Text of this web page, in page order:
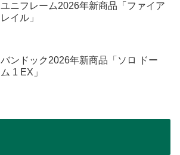
ユニフレーム2026年新商品「ファイア
レイル」
バンドック2026年新商品「ソロ ドー
ム 1 EX」